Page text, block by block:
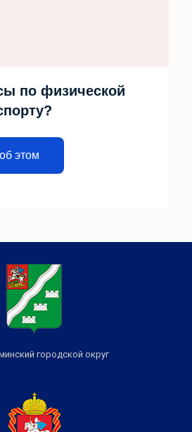
по физической
этом
городской округ